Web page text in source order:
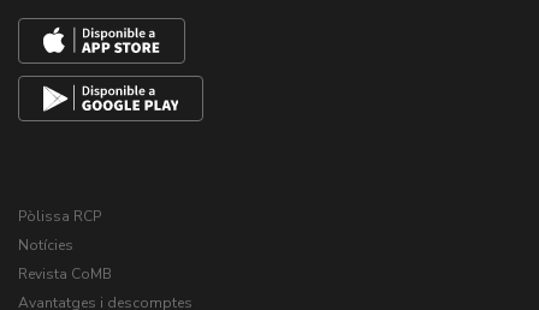
Pòlissa RCP
Notícies
Revista CoMB
Avantatges i descomptes